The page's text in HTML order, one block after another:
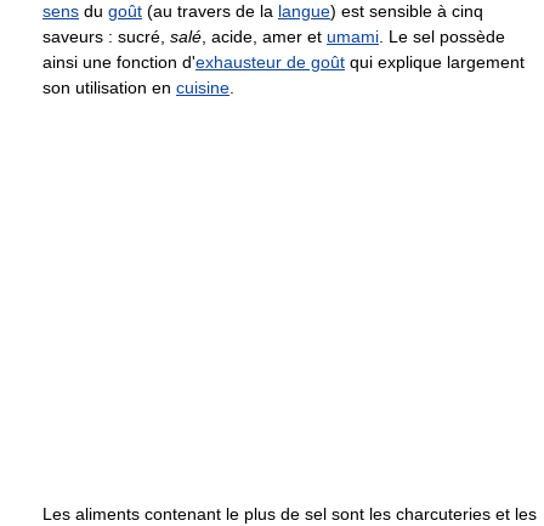
sens du goût (au travers de la langue) est sensible à cinq
saveurs : sucré, salé, acide, amer et umami. Le sel possède
ainsi une fonction d'exhausteur de goût qui explique largement
son utilisation en cuisine.
Les aliments contenant le plus de sel sont les charcuteries et les